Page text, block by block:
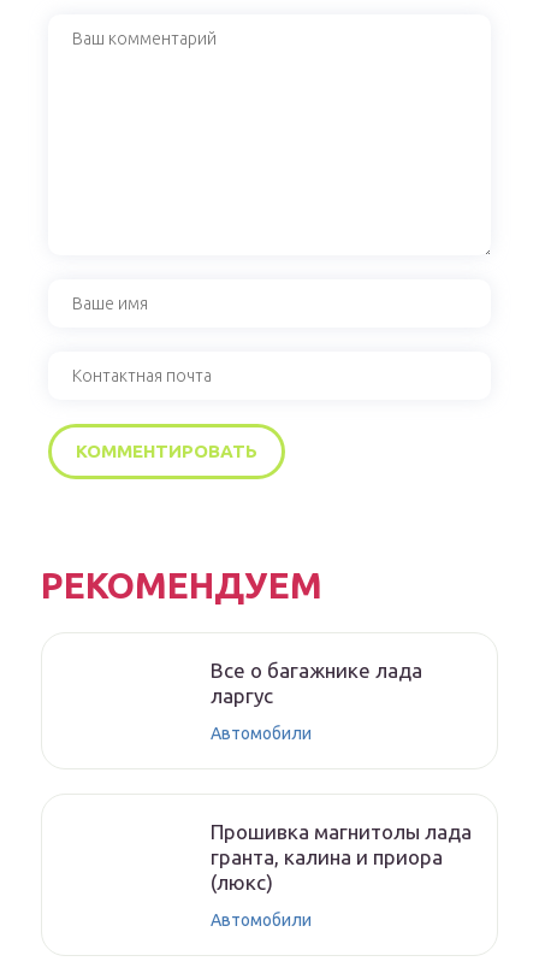
РЕКОМЕНДУЕМ
Все о багажнике лада
ларгус
Автомобили
Прошивка магнитолы лада
гранта, калина и приора
(люкс)
Автомобили